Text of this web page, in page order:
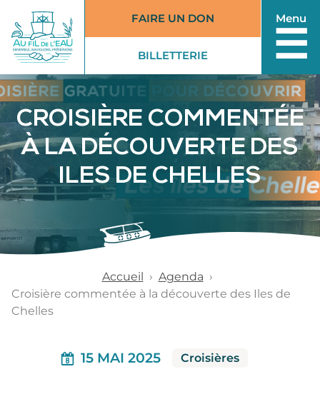
FAIRE UN DON
BILLETTERIE
(EXTERNE)
Menu
☰
CROISIÈRE COMMENTÉE
À LA DÉCOUVERTE DES
ILES DE CHELLES
Accueil › Agenda ›
Croisière commentée à la découverte des Iles de
Chelles
15 MAI 2025 Croisières